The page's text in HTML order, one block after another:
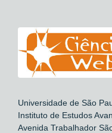
Universidade de São
Instituto de Estudos
Avenida Trabalhador